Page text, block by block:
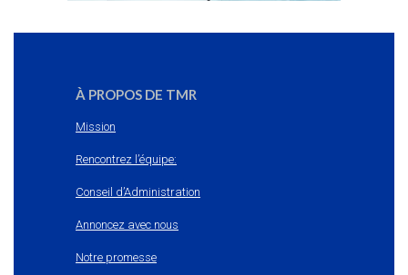
À PROPOS DE TMR
Mission
Rencontrez l’équipe:
Conseil d’Administration
Annoncez avec nous
Notre promesse